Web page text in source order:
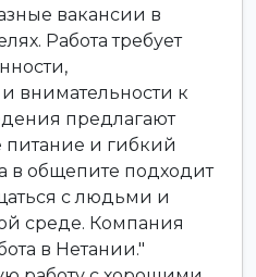
вакансии в
Работа требует
внимательности к
предлагают
питание и гибкий
в общепите подходит
с людьми и
среде. Компания
в Нетании."